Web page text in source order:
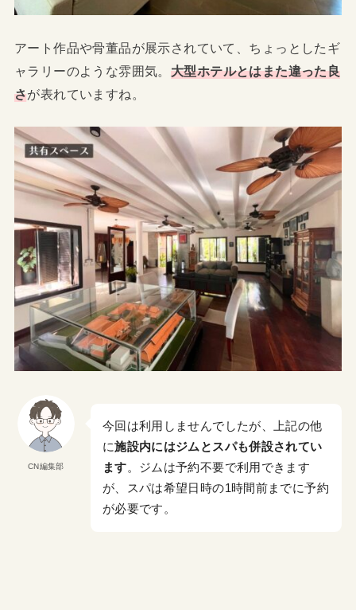
アート作品や骨董品が展示されていて、ちょっとしたギ
ャラリーのような雰囲気。 大型ホテルとはまた違った良
さが表れていますね。
CN編集部
今回は利用しませんでしたが、上記の他
に施設内にはジムとスパも併設されてい
ます。ジムは予約不要で利用できます
が、スパは希望日時の1時間前までに予約
が必要です。